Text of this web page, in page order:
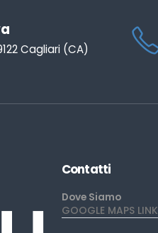
Cagliari (CA)
Contatti
Dove Siamo
GOOGLE MAPS LINK